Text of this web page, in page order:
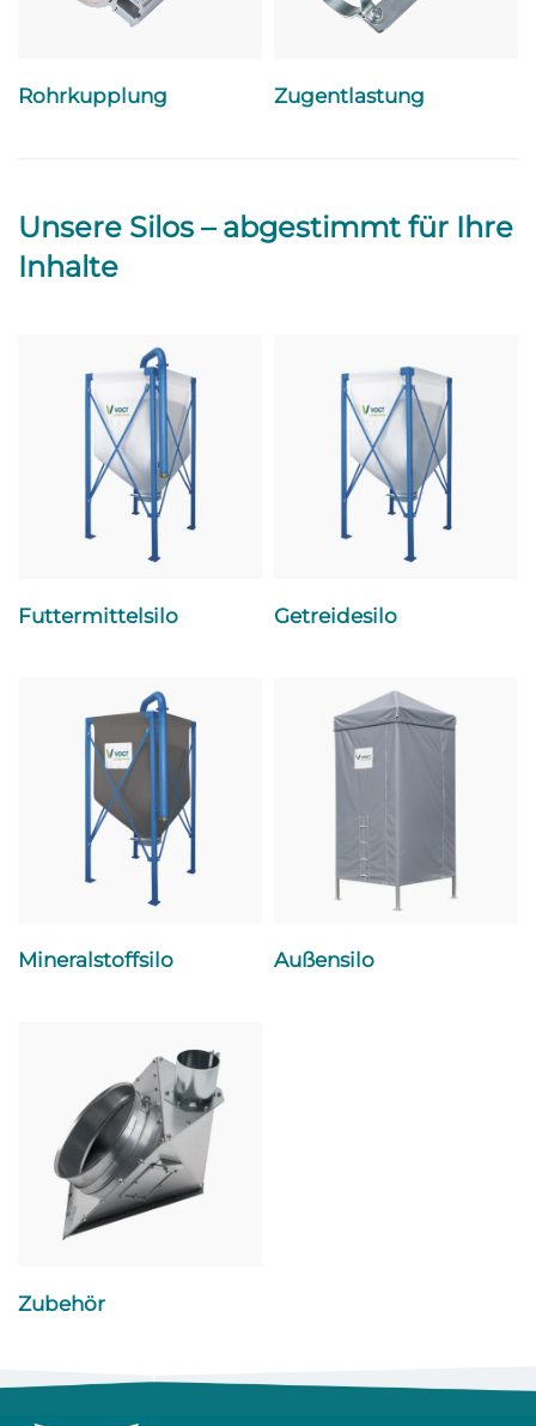
Rohrkupplung Zugentlastung
Unsere Silos – abgestimmt für Ihre
Inhalte
Futtermittelsilo Getreidesilo
Mineralstoffsilo Außensilo
Zubehör